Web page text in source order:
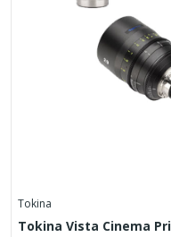
Tokina
Tokina Vista Cinema